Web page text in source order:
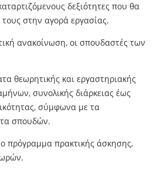
δεξιότητες που θα
στην αγορά εργασίας.
ανακοίνωση, οι σπουδαστές των
θεωρητικής και εργαστηριακής
συνολικής διάρκειας έως
σύμφωνα με τα
σπουδών.
πρόγραμμα πρακτικής άσκησης,
ωρών.